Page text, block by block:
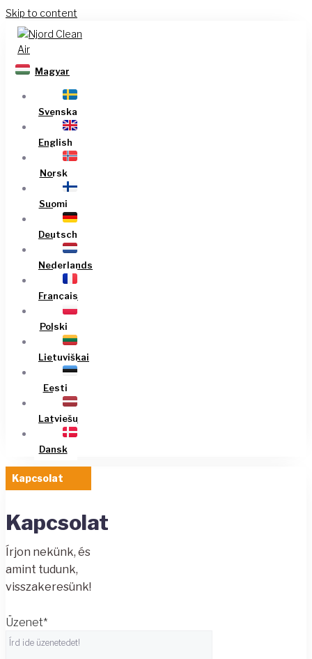
Skip to content
Magyar
Svenska
English
Norsk
Suomi
Deutsch
Nederlands
Français
Polski
Lietuviškai
Eesti
Latviešu
Dansk
Kapcsolat
Kapcsolat
Írjon nekünk, és
amint tudunk,
visszakeresünk!
Üzenet*